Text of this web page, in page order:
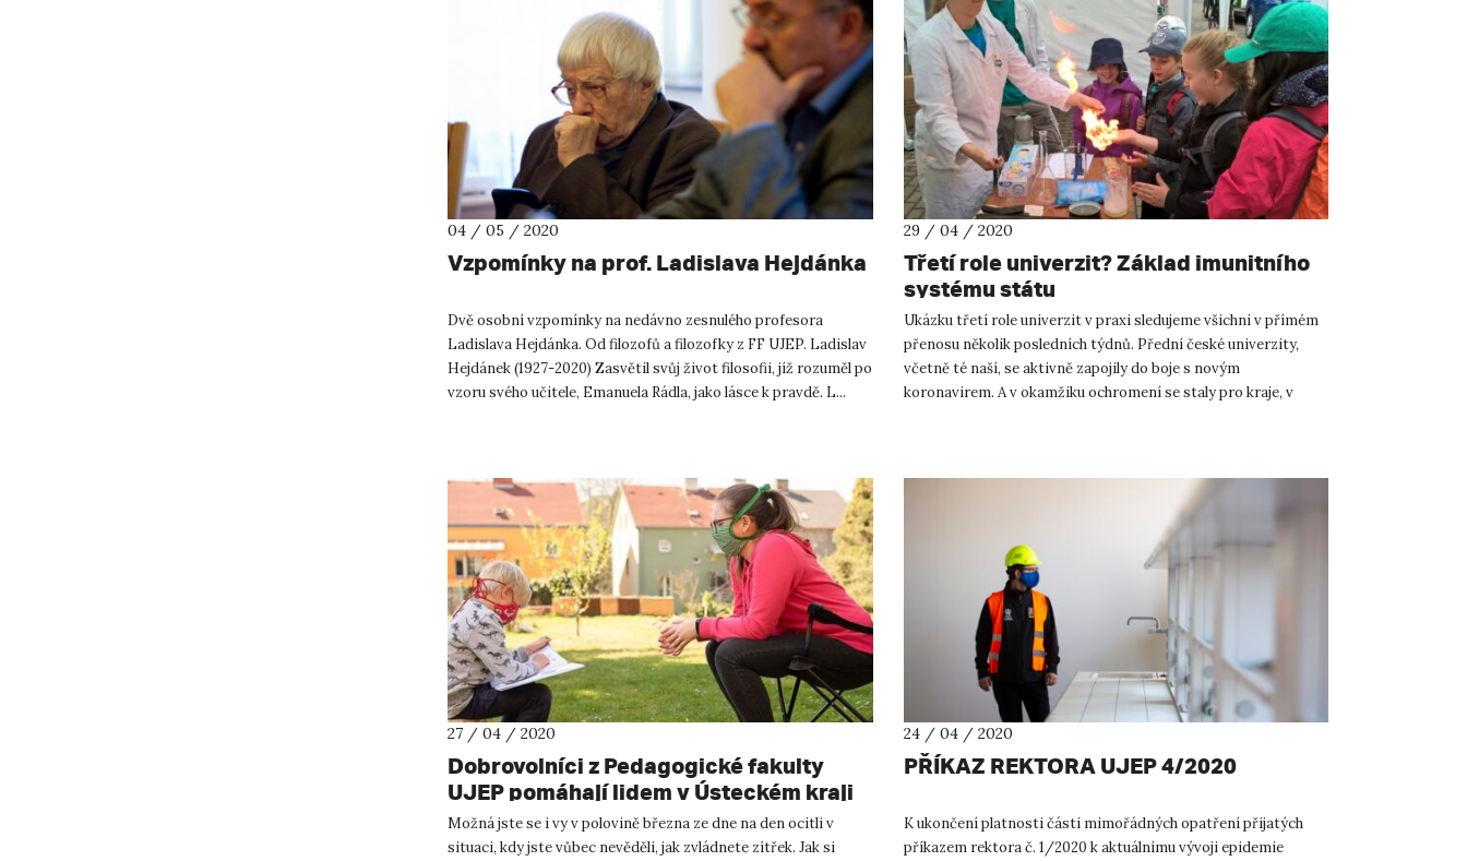
04 / 05 / 2020
Vzpomínky na prof. Ladislava Hejdánka
Dvě osobní vzpomínky na nedávno zesnulého profesora
Ladislava Hejdánka. Od filozofů a filozofky z FF UJEP. Ladislav
Hejdánek (1927-2020) Zasvětil svůj život filosofii, jíž rozuměl po
vzoru svého učitele, Emanuela Rádla, jako lásce k pravdě. L...
29 / 04 / 2020
Třetí role univerzit? Základ imunitního
systému státu
Ukázku třetí role univerzit v praxi sledujeme všichni v přímém
přenosu několik posledních týdnů. Přední české univerzity,
včetně té naší, se aktivně zapojily do boje s novým
koronavirem. A v okamžiku ochromení se staly pro kraje, v
27 / 04 / 2020
Dobrovolníci z Pedagogické fakulty
UJEP pomáhají lidem v Ústeckém kraji
zvládnout krizi
Možná jste se i vy v polovině března ze dne na den ocitli v
situaci, kdy jste vůbec nevěděli, jak zvládnete zítřek. Jak si
24 / 04 / 2020
PŘÍKAZ REKTORA UJEP 4/2020
K ukončení platnosti části mimořádných opatření přijatých
příkazem rektora č. 1/2020 k aktuálnímu vývoji epidemie